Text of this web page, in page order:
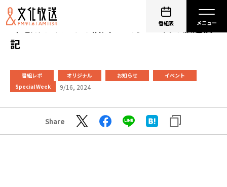
番組表
峰竜太とみんなの信州 ９月１４日の放送後
記
番組レポ オリジナル お知らせ
イベント
Special Week
9/16, 2024
Share